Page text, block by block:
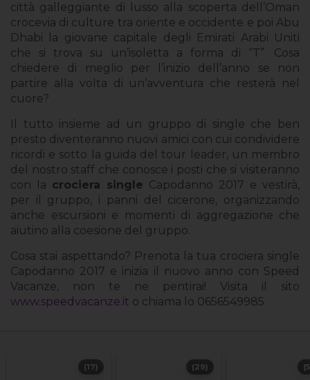
città galleggiante di lusso alla scoperta dell’Oman
crocevia di culture tra oriente e occidente e poi Abu
Dhabi la giovane capitale degli Emirati Arabi Uniti
che si trova su un’isoletta a forma di “T”. Cosa
chiedere di meglio per l’inizio dell’anno se non
partire alla volta di un’avventura che resterà nel
cuore?
Il tutto insieme ad un gruppo di single che ben
presto diventeranno nuovi amici con cui condividere
ricordi e sotto la guida del tour leader, un membro
del nostro staff che conosce i posti che si visiteranno
con la crociera single Capodanno 2017 e vestirà,
per il gruppo, i panni del cicerone, organizzando
anche escursioni e momenti di aggregazione che
aiutino alla coesione del gruppo.
Cosa stai aspettando? Prenota la tua crociera single
Capodanno 2017 e inizia il nuovo anno con Speed
Vacanze, non te ne pentirai! Visita il sito
www.speedvacanze.it o chiama lo 0656549985
(17) (29)